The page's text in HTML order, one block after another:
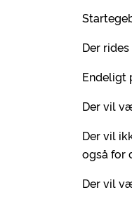
Der
Endeligt
Der vil
Der vil
også for
Der vil